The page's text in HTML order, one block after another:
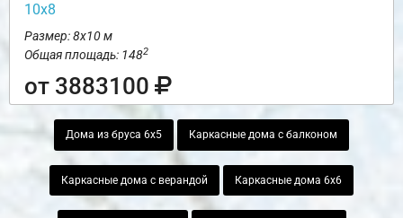
10х8
Размер: 8х10 м
Общая площадь: 1482
от 3883100
Дома из бруса 6х5 Каркасные дома с балконом
Каркасные дома с верандой Каркасные дома 6х6